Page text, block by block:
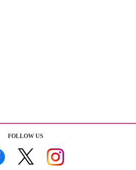
FOLLOW US